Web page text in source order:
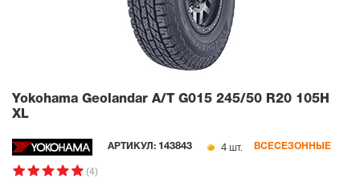
Yokohama Geolandar A/T G015 245/50 R20 105H
XL
АРТИКУЛ: 143843 4 шт. ВСЕСЕЗОННЫЕ
(4)